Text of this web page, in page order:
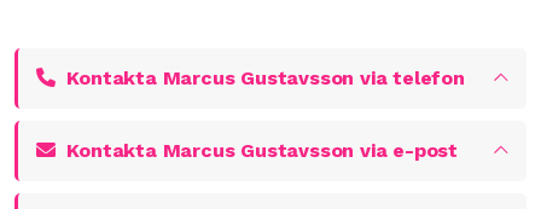
Kontakta Marcus Gustavsson via telefon
Kontakta Marcus Gustavsson via e-post